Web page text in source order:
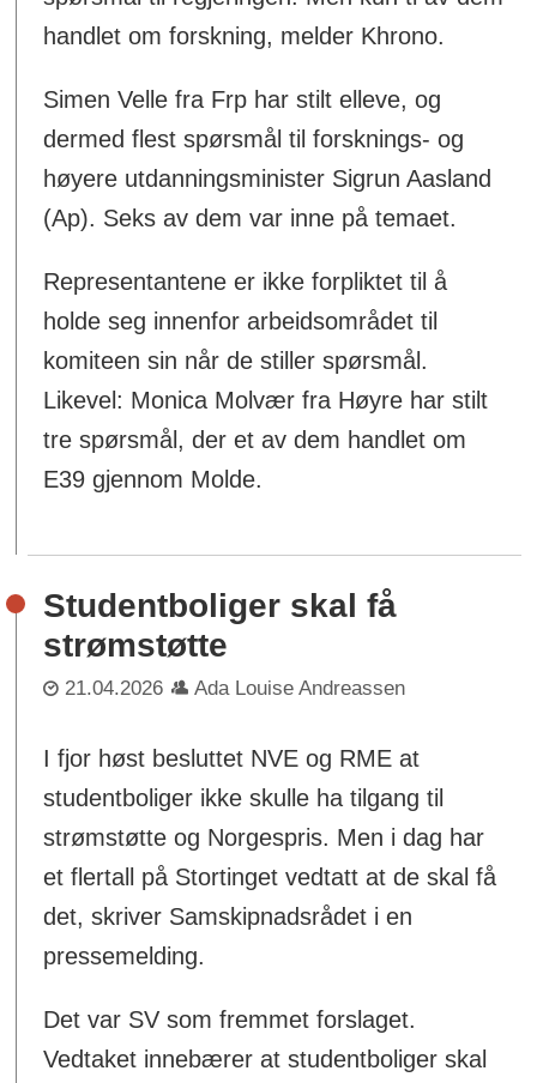
handlet om forskning, melder Khrono.
Simen Velle fra Frp har stilt elleve, og
dermed flest spørsmål til forsknings- og
høyere utdanningsminister Sigrun Aasland
(Ap). Seks av dem var inne på temaet.
Representantene er ikke forpliktet til å
holde seg innenfor arbeidsområdet til
komiteen sin når de stiller spørsmål.
Likevel: Monica Molvær fra Høyre har stilt
tre spørsmål, der et av dem handlet om
E39 gjennom Molde.
Studentboliger skal få
strømstøtte
21.04.2026 Ada Louise Andreassen
I fjor høst besluttet NVE og RME at
studentboliger ikke skulle ha tilgang til
strømstøtte og Norgespris. Men i dag har
et flertall på Stortinget vedtatt at de skal få
det, skriver Samskipnadsrådet i en
pressemelding.
Det var SV som fremmet forslaget.
Vedtaket innebærer at studentboliger skal